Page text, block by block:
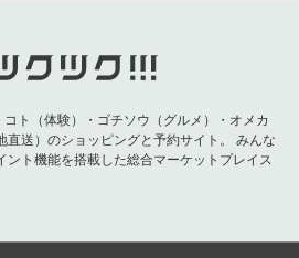
ト（体験）・ゴチソウ（グルメ）・オメカ
送）のショッピングと予約サイト。
みんな
ント機能を搭載した総合マーケットプレイス